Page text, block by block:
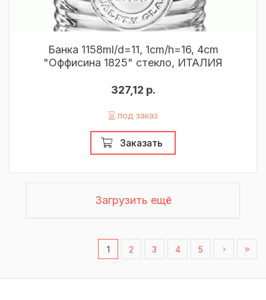
Банка 1158ml/d=11, 1cm/h=16, 4cm
"Оффисина 1825" стекло, ИТАЛИЯ
327,12 р.
под заказ
Заказать
Загрузить ещё
1 2 3 4 5